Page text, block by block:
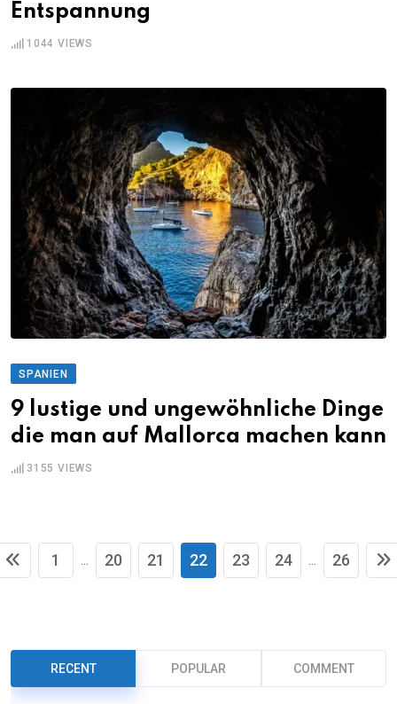
Entspannung
1044 VIEWS
SPANIEN
9 lustige und ungewöhnliche Dinge
die man auf Mallorca machen kann
3155 VIEWS
1 ... 20 21 22 23 24 ... 26
RECENT POPULAR COMMENT